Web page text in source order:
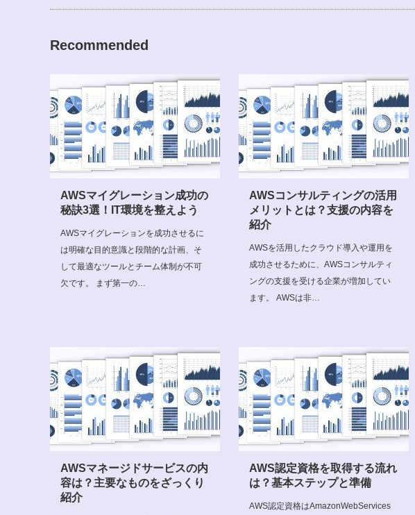
Recommended
AWSマイグレーション成功の
秘訣3選！IT環境を整えよう
AWSマイグレーションを成功させるに
は明確な目的意識と段階的な計画、そ
して最適なツールとチーム体制が不可
欠です。 まず第一の…
AWSコンサルティングの活用
メリットとは？支援の内容を
紹介
AWSを活用したクラウド導入や運用を
成功させるために、AWSコンサルティ
ングの支援を受ける企業が増加してい
ます。 AWSは非…
AWSマネージドサービスの内
容は？主要なものをざっくり
紹介
AWS認定資格を取得する流れ
は？基本ステップと準備
AWS認定資格はAmazonWebServices